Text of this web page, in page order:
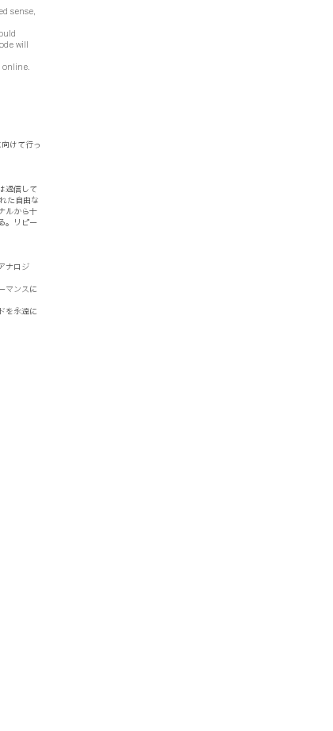
sense,
will
けて行っ
過信して
た自由な
ルから十
。リピー
ナロジ
マンスに
を永遠に